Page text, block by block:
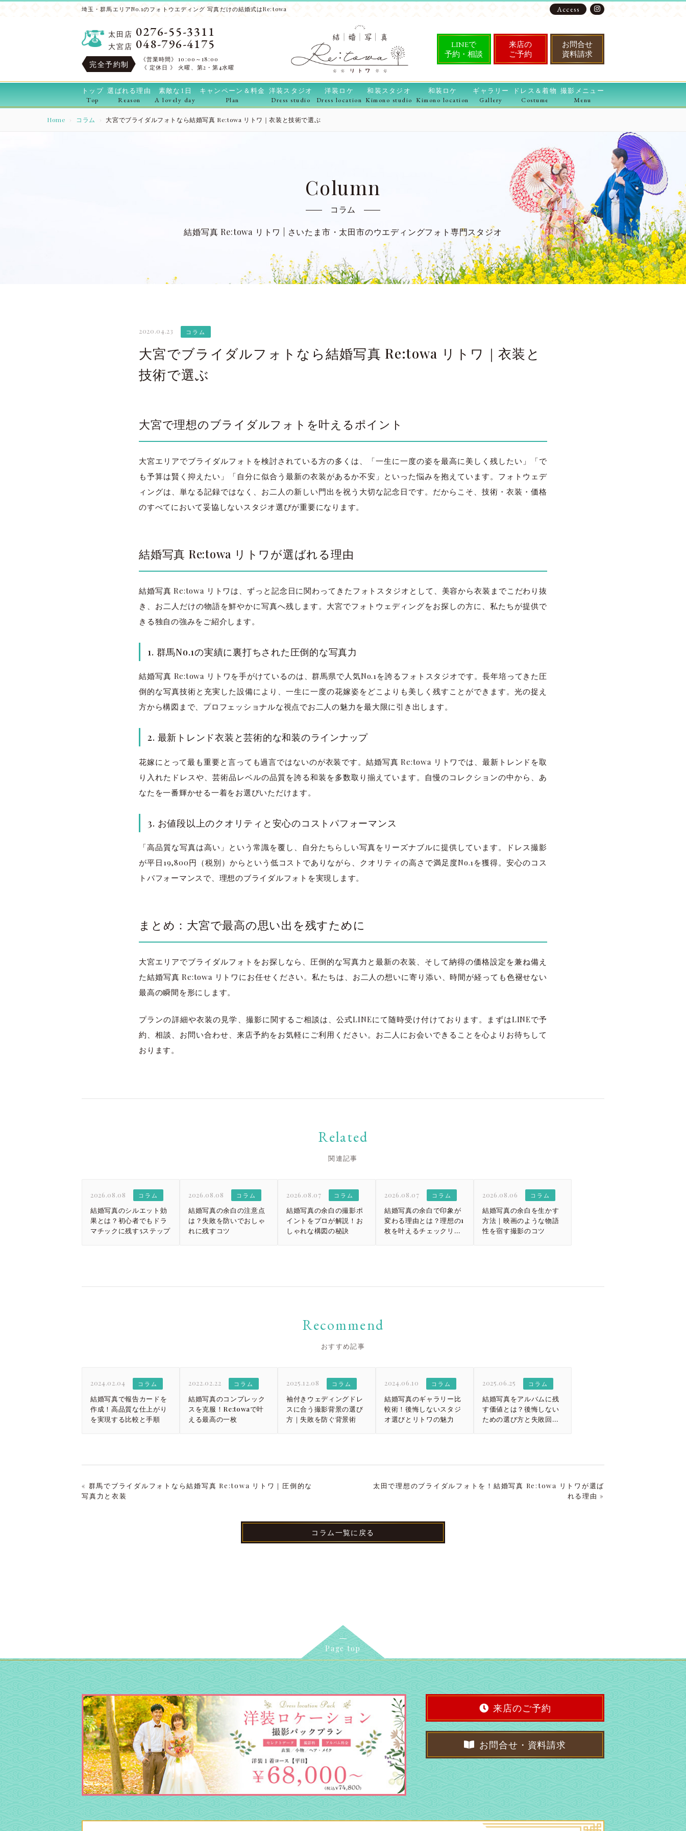
埼玉・群馬エリアNo.1のフォトウエディング 写真だけの結婚式はRe:towa Access
太田店 0276-55-3311
大宮店 048-796-4175
完全予約制
《営業時間》
10:00～18:00
《 定休日 》
火曜、第2・第4水曜
LINEで
予約・相談
来店の
ご予約
お問合せ
資料請求
トップ
Top
選ばれる理由
Reason
素敵な1日
A lovely day
キャンペーン＆料金
Plan
洋装スタジオ
Dress studio
洋装ロケ
Dress location
和装スタジオ
Kimono studio
和装ロケ
Kimono location
ギャラリー
Gallery
ドレス＆着物
Costume
撮影メニュー
Menu
太田店
大宮店
太田店
大宮店
Home コラム 大宮でブライダルフォトなら結婚写真 Re:towa リトワ｜衣装と技術で選ぶ
Column
コラム
結婚写真 Re:towa リトワ さいたま市・太田市のウエディングフォト専門スタジオ
2020.04.23 コラム
大宮でブライダルフォトなら結婚写真 Re:towa リトワ｜衣装と
技術で選ぶ
大宮で理想のブライダルフォトを叶えるポイント
大宮エリアでブライダルフォトを検討されている方の多くは、「一生に一度の姿を最高に美しく残したい」「で
も予算は賢く抑えたい」「自分に似合う最新の衣装があるか不安」といった悩みを抱えています。フォトウェデ
ィングは、単なる記録ではなく、お二人の新しい門出を祝う大切な記念日です。だからこそ、技術・衣装・価格
のすべてにおいて妥協しないスタジオ選びが重要になります。
結婚写真 Re:towa リトワが選ばれる理由
結婚写真 Re:towa リトワは、ずっと記念日に関わってきたフォトスタジオとして、美容から衣装までこだわり抜
き、お二人だけの物語を鮮やかに写真へ残します。大宮でフォトウェディングをお探しの方に、私たちが提供で
きる独自の強みをご紹介します。
1. 群馬No.1の実績に裏打ちされた圧倒的な写真力
結婚写真 Re:towa リトワを手がけているのは、群馬県で人気No.1を誇るフォトスタジオです。長年培ってきた圧
倒的な写真技術と充実した設備により、一生に一度の花嫁姿をどこよりも美しく残すことができます。光の捉え
方から構図まで、プロフェッショナルな視点でお二人の魅力を最大限に引き出します。
2. 最新トレンド衣装と芸術的な和装のラインナップ
花嫁にとって最も重要と言っても過言ではないのが衣装です。結婚写真 Re:towa リトワでは、最新トレンドを取
り入れたドレスや、芸術品レベルの品質を誇る和装を多数取り揃えています。自慢のコレクションの中から、あ
なたを一番輝かせる一着をお選びいただけます。
3. お値段以上のクオリティと安心のコストパフォーマンス
「高品質な写真は高い」という常識を覆し、自分たちらしい写真をリーズナブルに提供しています。ドレス撮影
が平日19,800円（税別）からという低コストでありながら、クオリティの高さで満足度No.1を獲得。安心のコス
トパフォーマンスで、理想のブライダルフォトを実現します。
まとめ：大宮で最高の思い出を残すために
大宮エリアでブライダルフォトをお探しなら、圧倒的な写真力と最新の衣装、そして納得の価格設定を兼ね備え
た結婚写真 Re:towa リトワにお任せください。私たちは、お二人の想いに寄り添い、時間が経っても色褪せない
最高の瞬間を形にします。
プランの詳細や衣装の見学、撮影に関するご相談は、公式LINEにて随時受け付けております。まずはLINEで予
約、相談、お問い合わせ、来店予約をお気軽にご利用ください。お二人にお会いできることを心よりお待ちして
おります。
Related
関連記事
2026.08.08 コラム
結婚写真のシルエット効
果とは？初心者でもドラ
マチックに残す5ステップ
2026.08.08 コラム
結婚写真の余白の注意点
は？失敗を防いでおしゃ
れに残すコツ
2026.08.07 コラム
結婚写真の余白の撮影ポ
イントをプロが解説！お
しゃれな構図の秘訣
2026.08.07 コラム
結婚写真の余白で印象が
変わる理由とは？理想の1
枚を叶えるチェックリス
2026.08.06 コラム
結婚写真の余白を生かす
方法｜映画のような物語
性を宿す撮影のコツ
Recommend
おすすめ記事
2024.02.04 コラム
結婚写真で報告カードを
作成！高品質な仕上がり
を実現する比較と手順
2022.02.22 コラム
結婚写真のコンプレック
スを克服！Re:towaで叶
える最高の一枚
2025.12.08 コラム
袖付きウェディングドレ
スに合う撮影背景の選び
方｜失敗を防ぐ背景術
2024.06.10 コラム
結婚写真のギャラリー比
較術！後悔しないスタジ
オ選びとリトワの魅力
2025.06.25 コラム
結婚写真をアルバムに残
す価値とは？後悔しない
ための選び方と失敗回避
« 群馬でブライダルフォトなら結婚写真 Re:towa リトワ｜圧倒的な
写真力と衣装
太田で理想のブライダルフォトを！結婚写真 Re:towa リトワが選ば
れる理由 »
コラム一覧に戻る
Page top
来店のご予約
お問合せ・資料請求